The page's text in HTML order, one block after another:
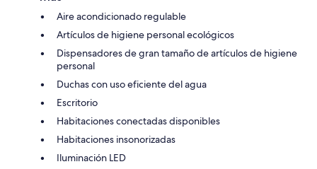
Aire acondicionado regulable
Artículos de higiene personal ecológicos
Dispensadores de gran tamaño de artículos de higiene
personal
Duchas con uso eficiente del agua
Escritorio
Habitaciones conectadas disponibles
Habitaciones insonorizadas
Iluminación LED